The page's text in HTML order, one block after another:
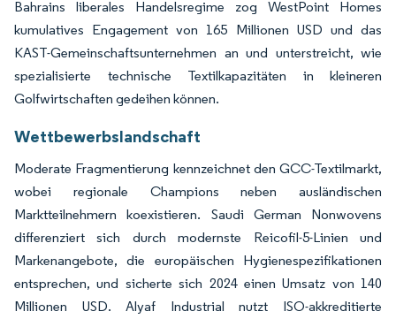
Bahrains liberales Handelsregime zog WestPoint Homes
kumulatives Engagement von 165 Millionen USD und das
KAST-Gemeinschaftsunternehmen an und unterstreicht, wie
spezialisierte technische Textilkapazitäten in kleineren
Golfwirtschaften gedeihen können.
Wettbewerbslandschaft
Moderate Fragmentierung kennzeichnet den GCC-Textilmarkt,
wobei regionale Champions neben ausländischen
Marktteilnehmern koexistieren. Saudi German Nonwovens
differenziert sich durch modernste Reicofil-5-Linien und
Markenangebote, die europäischen Hygienespezifikationen
entsprechen, und sicherte sich 2024 einen Umsatz von 140
Millionen USD. Alyaf Industrial nutzt ISO-akkreditierte